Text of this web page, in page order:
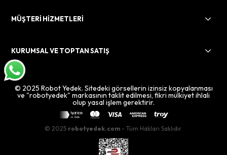
MÜŞTERİ HİZMETLERİ
KURUMSAL VE TOPTAN SATIŞ
© 2025 Robot Yedek. Sitedeki görsellerin izinsiz kopyalanması
ve "robotyedek" markasının taklit edilmesi, fikri mülkiyet ihlali
olup yasal işlem gerektirir.
© 2025 robotyedek.com - Tüm Hakları Saklıdır.